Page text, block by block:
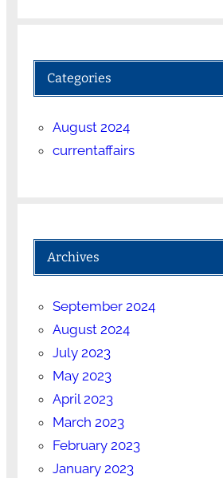
Categories
August 2024
currentaffairs
Archives
September 2024
August 2024
July 2023
May 2023
April 2023
March 2023
February 2023
January 2023